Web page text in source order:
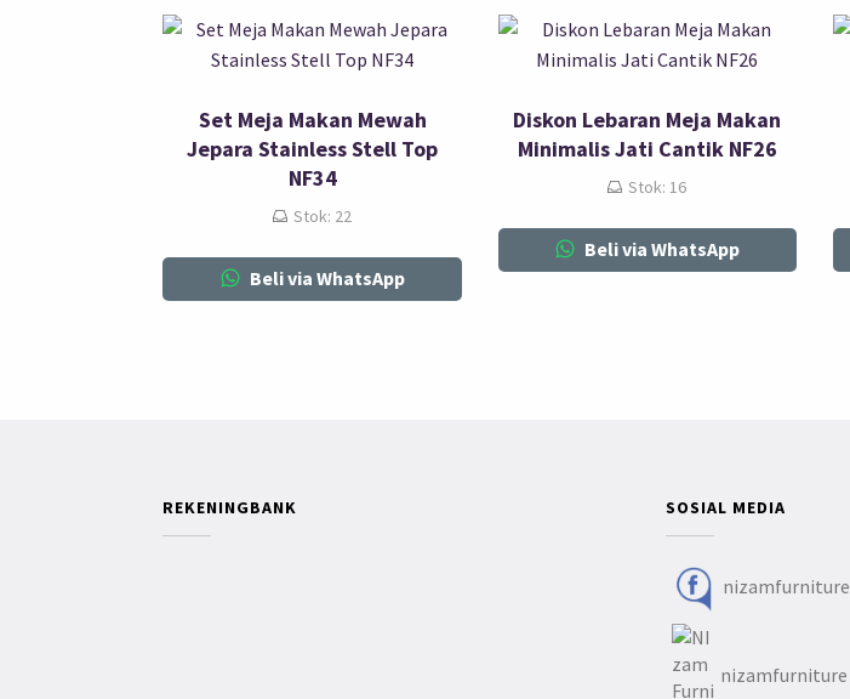
Set Meja Makan Mewah
Jepara Stainless Stell Top
NF34
Stok: 22
Beli via WhatsApp
Diskon Lebaran Meja Makan
Minimalis Jati Cantik NF26
Stok: 16
Beli via WhatsApp
REKENINGBANK SOSIAL MEDIA
nizamfurniture
nizamfurniture